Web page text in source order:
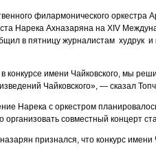
филармонического
Нарека Ахназаряна на XIV
в пятницу журналистам худрук
конкурсе имени Чайковского, мы
Чайковского», — сказал
Нарека с оркестром
организовать совместный концерт
признался, что конкурс